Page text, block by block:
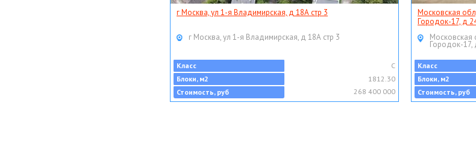
г Москва, ул 1-я Владимирская, д 18А стр 3
г Москва, ул 1-я Владимирская, д 18А стр 3
Класс
C
Блоки, м2
1812.30
Стоимость, руб
268 400 000
Московская
Городок-17, д
Московская
Городок-17,
Класс
Блоки, м2
Стоимость, руб